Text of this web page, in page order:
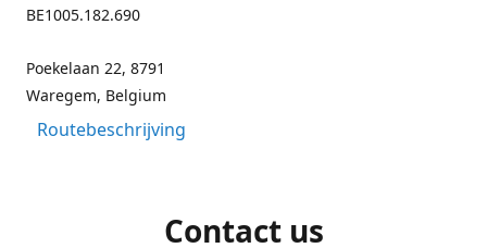
BE1005.182.690
Poekelaan 22, 8791
Waregem, Belgium
Routebeschrijving
Contact us